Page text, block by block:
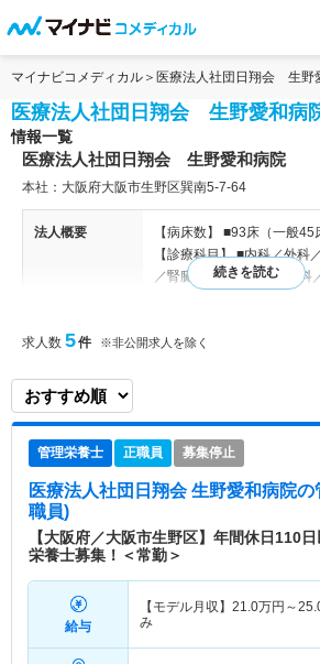
マイナビコメディカル 医療法人社団日翔会 生野
医療法人社団日翔会 生野愛和病
情報一覧
医療法人社団日翔会 生野愛和病院
本社：大阪府大阪市生野区巽南5-7-64
法人概要
【病床数】 ■93床（一般45
【診療科目】 ■内科／外科
／腎臓内科／人工透析内科
床）【診療科目】内科／外
等】4F：障害者施設等入
入院施設管理加算・看護補
特色
標に、プライマリ・ケアは
体制にも重きを置き、しっ
います。内科・外科などの
施設等での安心・快適のた
と連携し、急性期を過ぎた
求人数 5件 ※非公開求人を除く
管理栄養士 正職員 募集停止
医療法人社団日翔会 生野愛和病院の
職員)
【大阪府／大阪市生野区】年間休日110
栄養士募集！＜常勤＞
給与
【モデル月収】 21.0万円～
み